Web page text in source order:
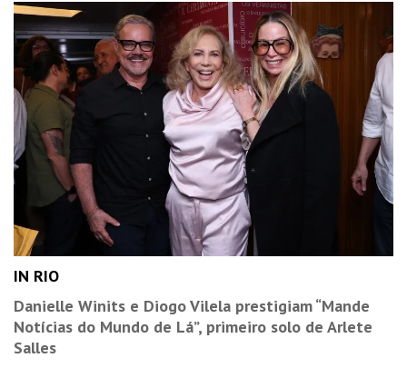
IN RIO
Danielle Winits e Diogo Vilela prestigiam “Mande
Notícias do Mundo de Lá”, primeiro solo de Arlete
Salles